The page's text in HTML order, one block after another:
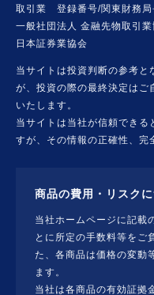
取引業 登録番号/関東財務局
一般社団法人 金融先物取引
日本証券業協会
当サイトは投資判断の参考
が、投資の際の最終決定はご
いたします。
当サイトは当社が信頼できる
すが、その情報の正確性、完
商品の費用・リスク
当社ホームページに記載
とに所定の手数料等をご
た、各商品は価格の変動
ます。
当社は各商品の有効証拠